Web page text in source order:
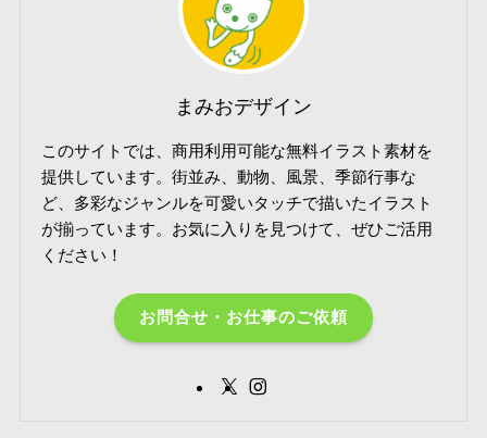
まみおデザイン
このサイトでは、商用利用可能な無料イラスト素材を
提供しています。街並み、動物、風景、季節行事な
ど、多彩なジャンルを可愛いタッチで描いたイラスト
が揃っています。お気に入りを見つけて、ぜひご活用
ください！
お問合せ・お仕事のご依頼